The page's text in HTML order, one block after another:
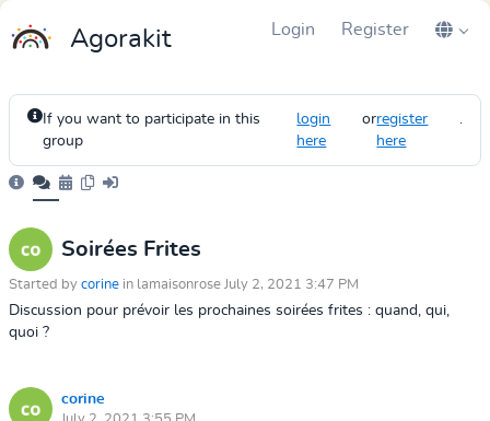
Agorakit Login Register
If you want to participate in this
group
login
here
orregister
here
.
Soirées Frites
Started by corine in lamaisonrose July 2, 2021 3:47 PM
Discussion pour prévoir les prochaines soirées frites : quand, qui,
quoi ?
corine